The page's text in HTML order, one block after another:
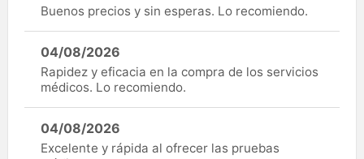
Buenos precios y sin esperas. Lo recomiendo.
04/08/2026
Rapidez y eficacia en la compra de los servicios
médicos. Lo recomiendo.
04/08/2026
Excelente y rápida al ofrecer las pruebas